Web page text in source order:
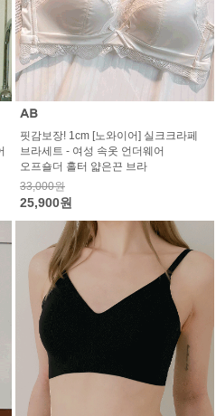
핏감보장! 1cm [노와이어] 실크크라페
브라세트 - 여성 속옷 언더웨어
오프숄더 홀터 얇은끈 브라
33,000원
25,900원